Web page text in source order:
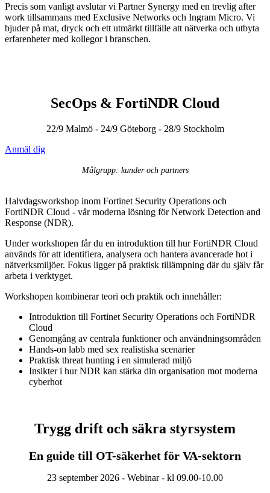
Precis som vanligt avslutar vi Partner Synergy med en trevlig after
work tillsammans med Exclusive Networks och Ingram Micro. Vi
bjuder på mat, dryck och ett utmärkt tillfälle att nätverka och utbyta
erfarenheter med kollegor i branschen.
SecOps & FortiNDR Cloud
22/9 Malmö - 24/9 Göteborg - 28/9 Stockholm
Anmäl dig
Målgrupp: kunder och partners
Halvdagsworkshop inom Fortinet Security Operations och
FortiNDR Cloud - vår moderna lösning för Network Detection and
Response (NDR).
Under workshopen får du en introduktion till hur FortiNDR Cloud
används för att identifiera, analysera och hantera avancerade hot i
nätverksmiljöer. Fokus ligger på praktisk tillämpning där du själv får
arbeta i verktyget.
Workshopen kombinerar teori och praktik och innehåller:
Introduktion till Fortinet Security Operations och FortiNDR
Cloud
Genomgång av centrala funktioner och användningsområden
Hands-on labb med sex realistiska scenarier
Praktisk threat hunting i en simulerad miljö
Insikter i hur NDR kan stärka din organisation mot moderna
cyberhot
Trygg drift och säkra styrsystem
En guide till OT-säkerhet för VA-sektorn
23 september 2026 - Webinar - kl 09.00-10.00